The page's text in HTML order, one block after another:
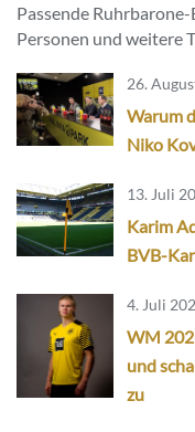
Passende
Personen und weitere
26.
Warum
Niko
13. Juli
Karim
BVB-
4. Juli
WM
und
zu